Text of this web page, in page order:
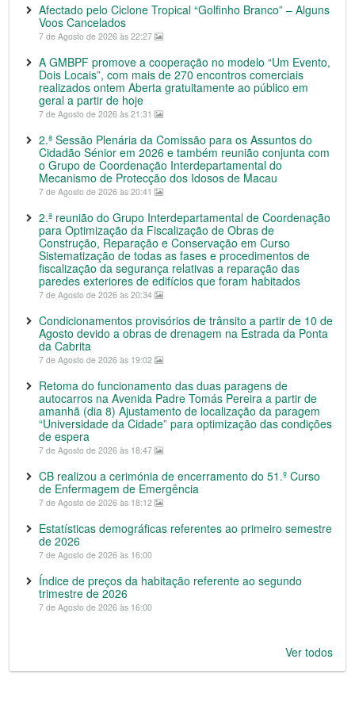
Afectado pelo Ciclone Tropical “Golfinho Branco” – Alguns
Voos Cancelados
7 de Agosto de 2026 às 22:27
A GMBPF promove a cooperação no modelo “Um Evento,
Dois Locais”, com mais de 270 encontros comerciais
realizados ontem Aberta gratuitamente ao público em
geral a partir de hoje
7 de Agosto de 2026 às 21:31
2.ª Sessão Plenária da Comissão para os Assuntos do
Cidadão Sénior em 2026 e também reunião conjunta com
o Grupo de Coordenação Interdepartamental do
Mecanismo de Protecção dos Idosos de Macau
7 de Agosto de 2026 às 20:41
2.ª reunião do Grupo Interdepartamental de Coordenação
para Optimização da Fiscalização de Obras de
Construção, Reparação e Conservação em Curso
Sistematização de todas as fases e procedimentos de
fiscalização da segurança relativas a reparação das
paredes exteriores de edifícios que foram habitados
7 de Agosto de 2026 às 20:34
Condicionamentos provisórios de trânsito a partir de 10 de
Agosto devido a obras de drenagem na Estrada da Ponta
da Cabrita
7 de Agosto de 2026 às 19:02
Retoma do funcionamento das duas paragens de
autocarros na Avenida Padre Tomás Pereira a partir de
amanhã (dia 8) Ajustamento de localização da paragem
“Universidade da Cidade” para optimização das condições
de espera
7 de Agosto de 2026 às 18:47
CB realizou a cerimónia de encerramento do 51.º Curso
de Enfermagem de Emergência
7 de Agosto de 2026 às 18:12
Estatísticas demográficas referentes ao primeiro semestre
de 2026
7 de Agosto de 2026 às 16:00
Índice de preços da habitação referente ao segundo
trimestre de 2026
7 de Agosto de 2026 às 16:00
Ver todos